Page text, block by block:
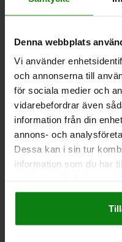
Denna webbplats
Vi använder
och annonserna till
för sociala medier och
vidarebefordrar även
information från din
annons- och
Dessa kan i sin tur
information som du har
Impressum|Dataskydd
Exkl. leveranskostnader
STJÄRNVRED M
D1=63 H=40, FORM:K,